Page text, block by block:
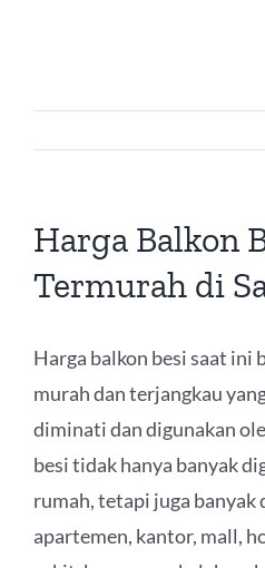
Harga Balkon
Termurah di
Harga balkon besi saat ini
murah dan terjangkau
diminati dan digunakan
besi tidak hanya banyak
rumah, tetapi juga
apartemen, kantor, mall,